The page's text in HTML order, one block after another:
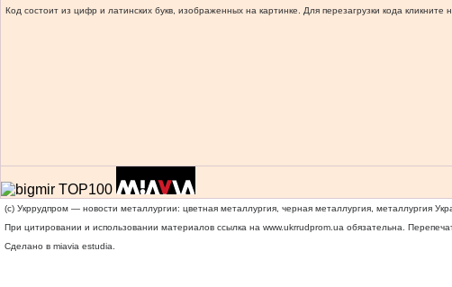
Код состоит из цифр и латинских букв, изображенных на картинке. Для перезагрузки кода кликните
(c) Укррудпром — новости металлургии: цветная металлургия, черная металлургия, металлургия
При цитировании и использовании материалов ссылка на www.ukrrudprom.ua обязательна.
Сделано в miavia estudia.